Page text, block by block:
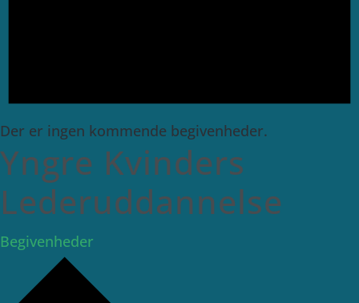
Der er ingen kommende begivenheder.
Yngre Kvinders
Lederuddannelse
Begivenheder